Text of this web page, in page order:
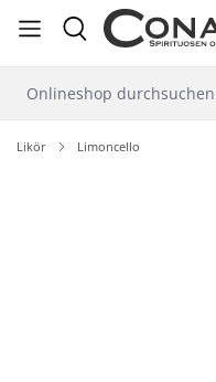
springen
Likör Limoncello